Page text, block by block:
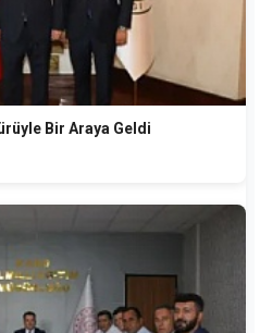
Bir Araya Geldi